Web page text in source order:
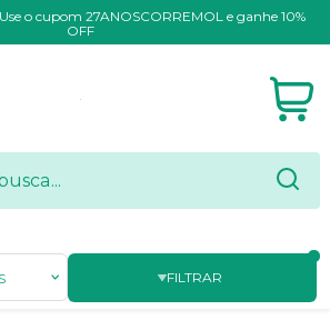
o cupom 27ANOSCORREMOL e ganhe 10%
OFF
DE TRANSMISSÃO E PARTES ASA 160
FILTRAR